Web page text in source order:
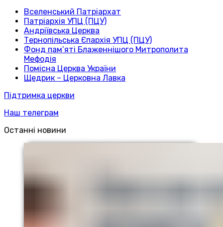
Вселенський Патріархат
Патріархія УПЦ (ПЦУ)
Андріївська Церква
Тернопільська Єпархія УПЦ (ПЦУ)
Фонд пам’яті Блаженнішого Митрополита
Мефодія
Помісна Церква України
Щедрик – Церковна Лавка
Підтримка церкви
Наш телеграм
Останні новини